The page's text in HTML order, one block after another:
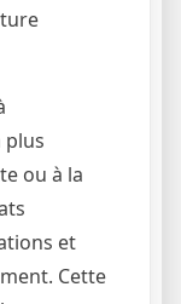
plus
ou à la
et
Cette